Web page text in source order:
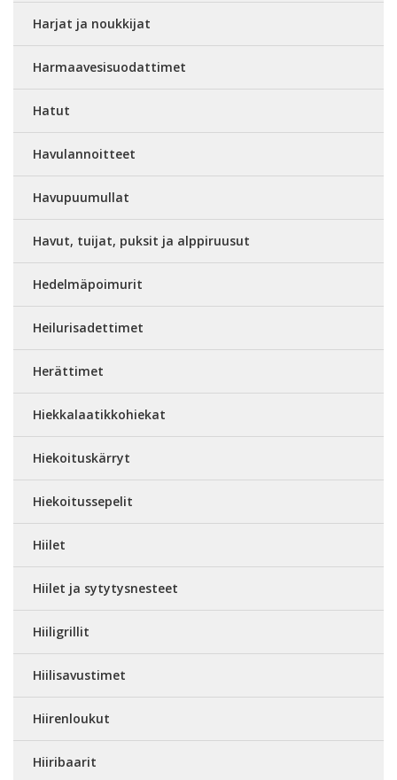
Harjat ja noukkijat
Harmaavesisuodattimet
Hatut
Havulannoitteet
Havupuumullat
Havut, tuijat, puksit ja alppiruusut
Hedelmäpoimurit
Heilurisadettimet
Herättimet
Hiekkalaatikkohiekat
Hiekoituskärryt
Hiekoitussepelit
Hiilet
Hiilet ja sytytysnesteet
Hiiligrillit
Hiilisavustimet
Hiirenloukut
Hiiribaarit